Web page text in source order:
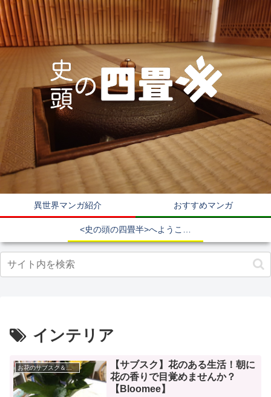
異世界マンガ紹介 おすすめマンガ
インテリア
お花のサブスク＆宅配「Bloomee」
【サブスク】花のある生活！朝に
花の香りで目覚めませんか？
【Bloomee】